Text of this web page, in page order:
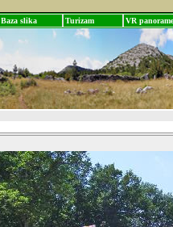
Baza slika Turizam VR panorame